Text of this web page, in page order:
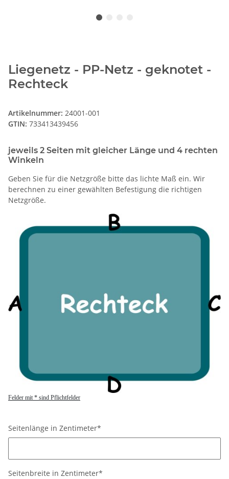
Liegenetz - PP-Netz - geknotet -
Rechteck
Artikelnummer: 24001-001
GTIN: 733413439456
jeweils 2 Seiten mit gleicher Länge und 4 rechten
Winkeln
Geben Sie für die Netzgröße bitte das lichte Maß ein. Wir
berechnen zu einer gewählten Befestigung die richtigen
Netzgröße.
Felder mit * sind Pflichtfelder
Seitenlänge in Zentimeter*
Seitenbreite in Zentimeter*